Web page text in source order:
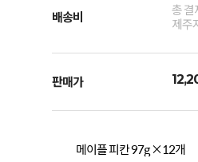
배송비
총 결
제주
판매가
메이플 피칸 97g ×12개